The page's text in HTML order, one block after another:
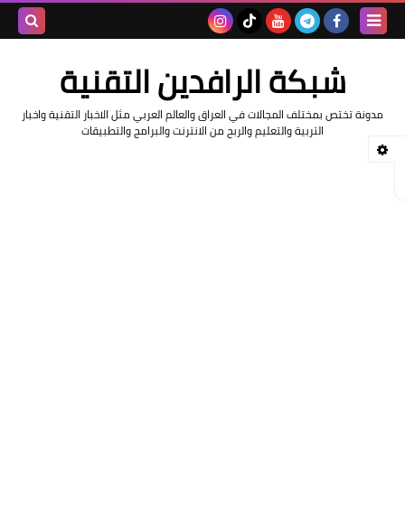
شبكة الرافدين التقنية
مدونة تختص بمختلف المجالات في العراق والعالم العربي مثل الاخبار التقنية واخبار
التربية والتعليم والربح من الانترنت والبرامج والتطبيقات